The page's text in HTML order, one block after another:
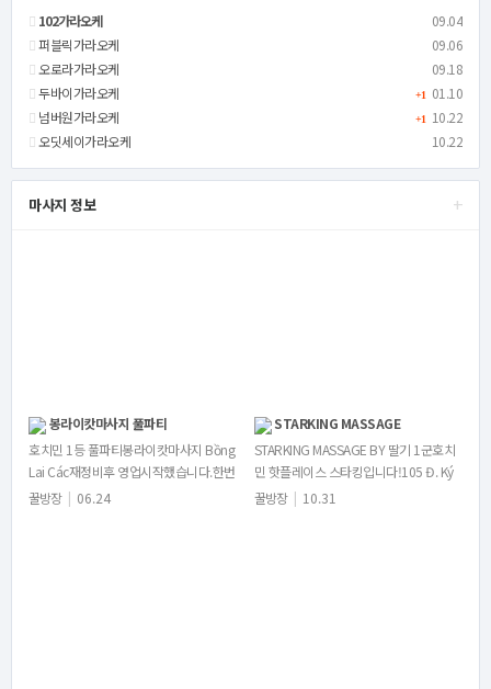
09.04
102가라오케
09.06
퍼블릭가라오케
09.18
오로라가라오케
+1 01.10
두바이가라오케
+1 10.22
넘버원가라오케
10.22
오딧세이가라오케
+
마사지 정보
봉라이캇마사지 풀파티
호치민 1등 풀파티봉라이캇마사지 Bồng
Lai Các재정비후 영업시작했습니다.한번
방문하시면 재방문률100%현장실물ㅊ
꿀방장 | 06.24
STARKING MASSAGE
STARKING MASSAGE BY 딸기 1군호치
민 핫플레이스 스타킹입니다!105 Đ. Ký
Con, Phường Nguyễn Thái Bình…
꿀방장 | 10.31